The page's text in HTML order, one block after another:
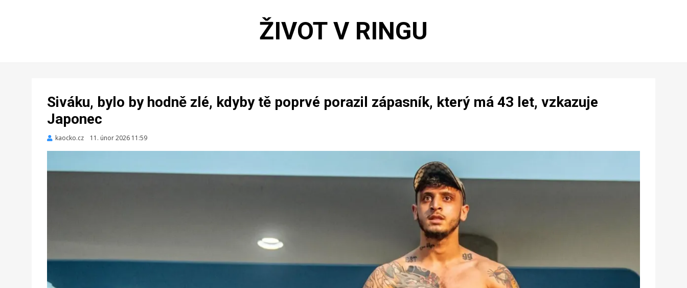
ŽIVOT V RINGU
Siváku, bylo by hodně zlé, kdyby tě poprvé porazil zápasník, který má 43 let, vzkazuje
Japonec
kaocko.cz
Zveřejněno
11. únor 2026 11:59